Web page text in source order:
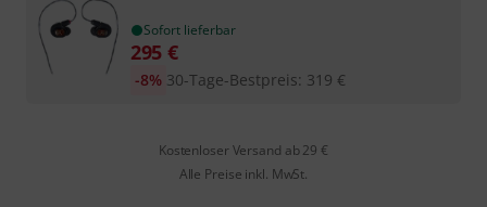
Sofort lieferbar
295 €
30-Tage-Bestpreis: 319 €
-8%
Kostenloser Versand ab 29 €
Alle Preise inkl. MwSt.